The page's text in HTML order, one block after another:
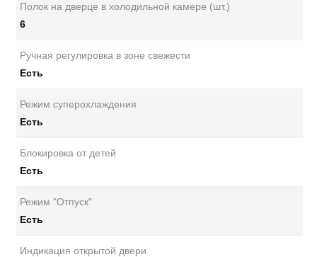
Полок на дверце в холодильной камере (шт.)
6
Ручная регулировка в зоне свежести
Есть
Режим суперохлаждения
Есть
Блокировка от детей
Есть
Режим "Отпуск"
Есть
Индикация открытой двери